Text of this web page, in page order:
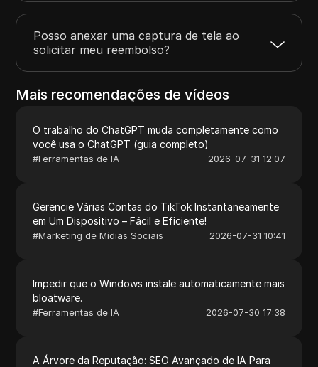
Posso anexar uma captura de tela ao
solicitar meu reembolso?
Mais recomendações de vídeos
O trabalho do ChatGPT muda completamente como
você usa o ChatGPT (guia completo)
#Ferramentas de IA 2026-07-31 12:07
Gerencie Várias Contas do TikTok Instantaneamente
em Um Dispositivo – Fácil e Eficiente!
#Marketing de Mídias Sociais 2026-07-31 10:41
Impedir que o Windows instale automaticamente mais
bloatware.
#Ferramentas de IA 2026-07-30 17:38
A Árvore da Reputação: SEO Avançado de IA Para